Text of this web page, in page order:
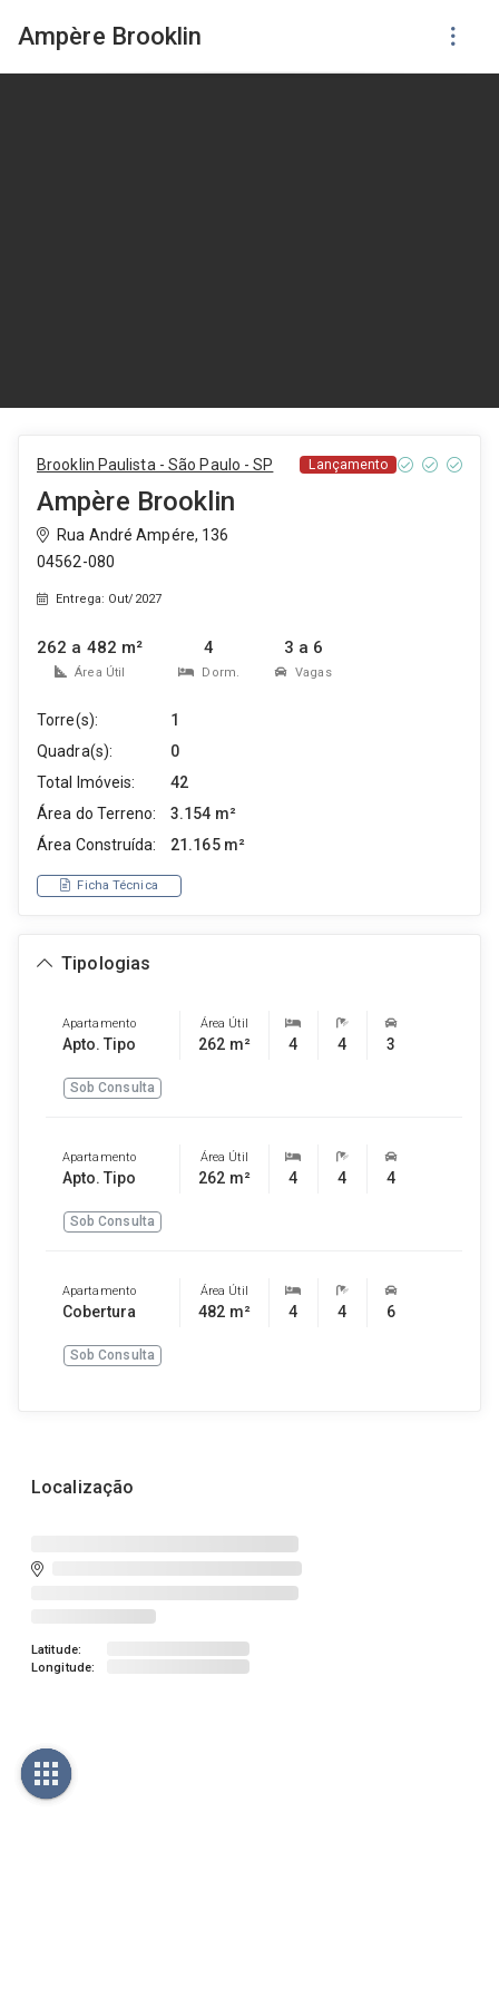
Ampère Brooklin
Brooklin Paulista - São Paulo - SP Lançamento
Ampère Brooklin
Rua André Ampére, 136
04562-080
Entrega: Out/2027
262 a 482 m²
Área Útil
4
Dorm.
3 a 6
Vagas
Torre(s):
1
Quadra(s):
0
Total Imóveis:
42
Área do Terreno:
3.154 m²
Área Construída:
21.165 m²
Ficha Técnica
Tipologias
Apartamento
Apto. Tipo
Área Útil
262 m² 4 4 3
Sob Consulta
Apartamento
Apto. Tipo
Área Útil
262 m² 4 4 4
Sob Consulta
Apartamento
Cobertura
Área Útil
482 m² 4 4 6
Sob Consulta
Localização
Latitude:
Longitude: